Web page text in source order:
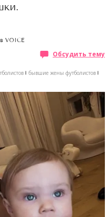
VOICE
Обсудить тему
бывшие жены футболистов